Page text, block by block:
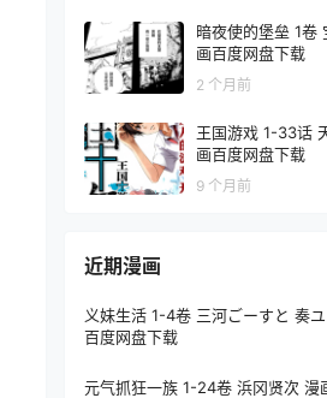
暗夜使的堡垒 1卷
画百度网盘下载
2 个月前
王国游戏 1-33话 天濑晴之 漫
画百度网盘下载
9 个月前
近期漫画
义妹生活 1-4卷 三河ごーすと 奏
百度网盘下载
元气抓狂一族 1-24卷 浜冈贤次 漫